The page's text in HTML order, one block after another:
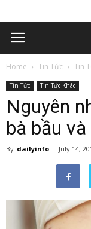
Home Tin Tức Tin
Tin Tức Tin Tức Khác
Nguyên
bà bầu
By dailyinfo - July 14,